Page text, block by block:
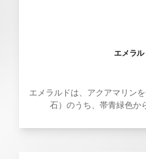
エメラル
エメラルドは、アクアマリン
石）のうち、帯青緑色か